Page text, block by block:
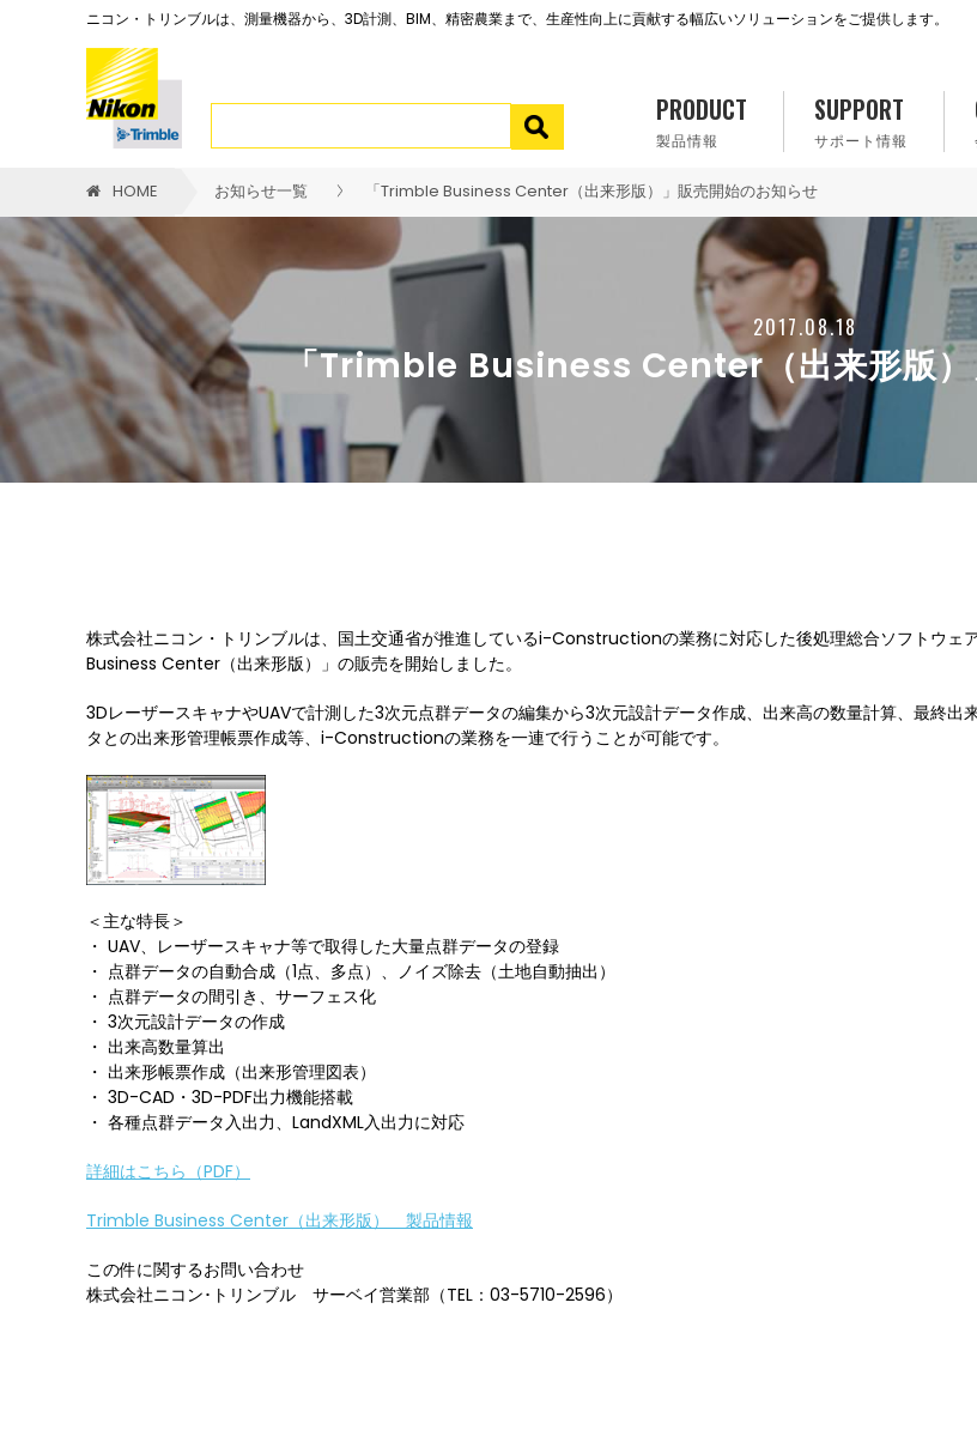
ニコン・トリンブルは、測量機器から、3D計測、BIM、精密農業まで、生産性向上に貢献する幅広いソリューションをご提供します。
PRODUCT
製品情報
SUPPORT
サポート情報
HOME お知らせ一覧 「Trimble Business Center（出来形版）」販売開始のお知らせ
2017.08.18
「Trimble Business Center（出来形版）
株式会社ニコン・トリンブルは、国土交通省が推進しているi-Constructionの業務に対応した後処理総合ソフトウェ
Business Center（出来形版）」の販売を開始しました。
3DレーザースキャナやUAVで計測した3次元点群データの編集から3次元設計データ作成、出来高の数量計算、最終出
タとの出来形管理帳票作成等、i-Constructionの業務を一連で行うことが可能です。
＜主な特長＞
・ UAV、レーザースキャナ等で取得した大量点群データの登録
・ 点群データの自動合成（1点、多点）、ノイズ除去（土地自動抽出）
・ 点群データの間引き、サーフェス化
・ 3次元設計データの作成
・ 出来高数量算出
・ 出来形帳票作成（出来形管理図表）
・ 3D-CAD・3D-PDF出力機能搭載
・ 各種点群データ入出力、LandXML入出力に対応
詳細はこちら（PDF）
Trimble Business Center（出来形版） 製品情報
この件に関するお問い合わせ
株式会社ニコン･トリンブル サーベイ営業部（TEL：03-5710-2596）